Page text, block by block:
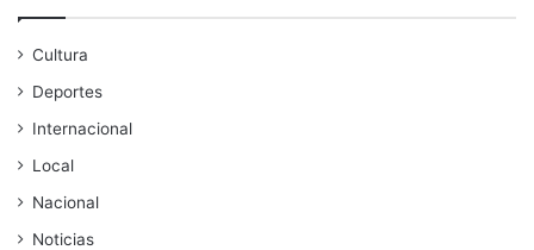
Cultura
Deportes
Internacional
Local
Nacional
Noticias